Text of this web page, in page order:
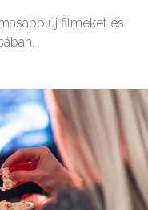
új filmeket és